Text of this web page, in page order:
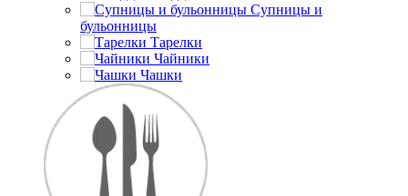
Супницы и
бульонницы
Тарелки
Чайники
Чашки